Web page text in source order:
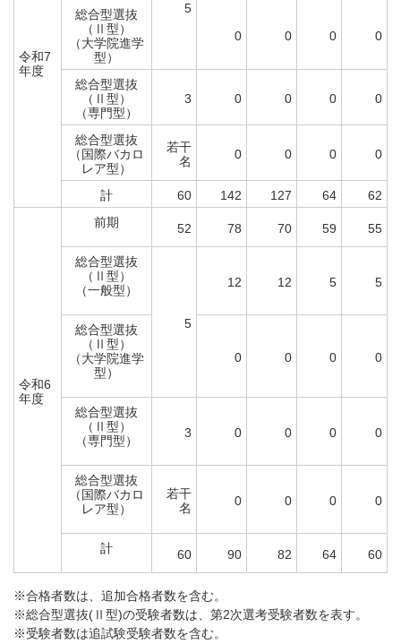
令和7
年度
5
総合型選抜
（Ⅱ型）
（大学院進学
型）
0 0 0 0
総合型選抜
（Ⅱ型）
（専門型）
3 0 0 0 0
総合型選抜
（国際バカロ
レア型）
若干
名
0 0 0 0
計 60 142 127 64 62
令和6
年度
前期 52 78 70 59 55
総合型選抜
（Ⅱ型）
（一般型）
5
12 12 5 5
総合型選抜
（Ⅱ型）
（大学院進学
型）
0 0 0 0
総合型選抜
（Ⅱ型）
（専門型）
3 0 0 0 0
総合型選抜
（国際バカロ
レア型）
若干
名
0 0 0 0
計 60 90 82 64 60
※合格者数は、追加合格者数を含む。
※総合型選抜(Ⅱ型)の受験者数は、第2次選考受験者数を表す。
※受験者数は追試験受験者数を含む。